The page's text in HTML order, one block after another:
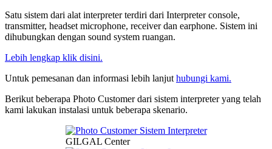
Satu sistem dari alat interpreter terdiri dari Interpreter console,
transmitter, headset microphone, receiver dan earphone. Sistem ini
dihubungkan dengan sound system ruangan.
Lebih lengkap klik disini.
Untuk pemesanan dan informasi lebih lanjut hubungi kami.
Berikut beberapa Photo Customer dari sistem interpreter yang telah
kami lakukan instalasi untuk beberapa skenario.
GILGAL Center